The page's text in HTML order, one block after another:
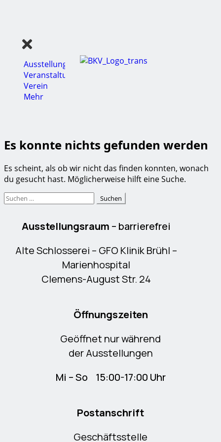
Ausstellungen
Veranstaltungen
Verein
Mehr
Es konnte nichts gefunden werden
Es scheint, als ob wir nicht das finden konnten, wonach
du gesucht hast. Möglicherweise hilft eine Suche.
Ausstellungsraum – barrierefrei
Alte Schlosserei – GFO Klinik Brühl –
Marienhospital
Clemens-August Str. 24
Öffnungszeiten
Geöffnet nur während
der Ausstellungen
Mi – So 15:00-17:00 Uhr
Postanschrift
Geschäftsstelle